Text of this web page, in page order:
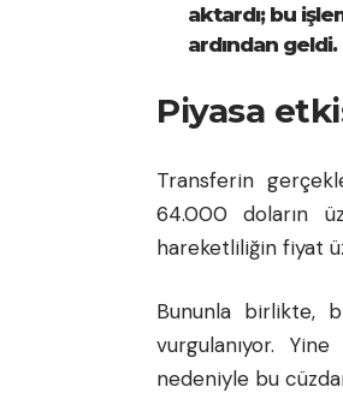
aktardı; bu
ardından geldi.
Piyasa
Transferin
64.000 doların
hareketliliğin fiyat
Bununla birlikte,
vurgulanıyor.
nedeniyle bu